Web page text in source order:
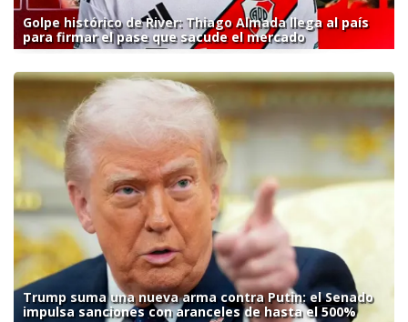
Golpe histórico de River: Thiago Almada llega al país
para firmar el pase que sacude el mercado
Trump suma una nueva arma contra Putin: el Senado
impulsa sanciones con aranceles de hasta el 500%